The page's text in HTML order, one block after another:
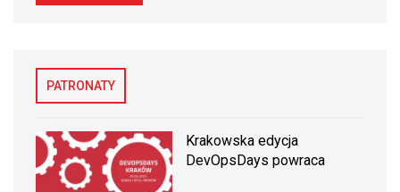
PATRONATY
Krakowska edycja
DevOpsDays powraca